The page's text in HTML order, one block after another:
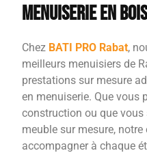
Menuiserie en Bois
Chez BATI PRO Rabat,
meilleurs menuisiers de
prestations sur mesure
en menuiserie. Que vous
construction ou que
meuble sur mesure,
accompagner à chaque